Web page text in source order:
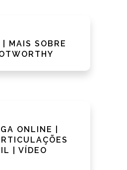
MAIS SOBRE
ONLINE |
| VÍDEO